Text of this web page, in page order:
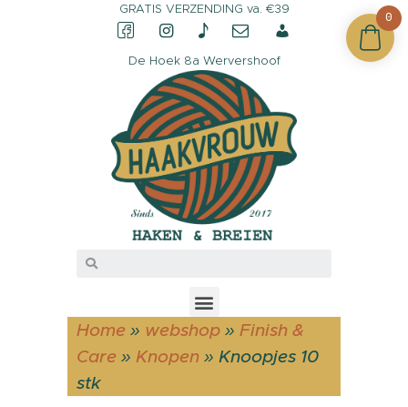
GRATIS VERZENDING va. €39
De Hoek 8a Wervershoof
Home » webshop » Finish &
Care » Knopen » Knoopjes 10
stk
CONTACT &
OPENINGSTIJDEN
OVER HAAKVROUW
MIJN ACCOUNT
0